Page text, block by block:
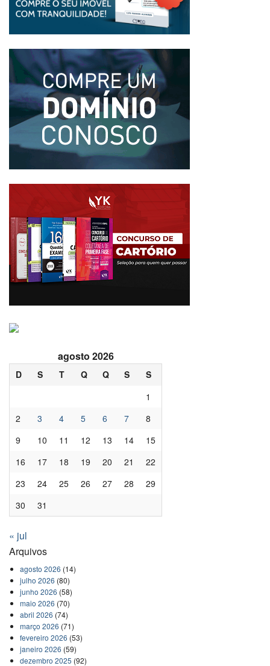
agosto 2026
D S T Q Q S
S
1
2
3 4 5 6 7
8
9
10 11 12 13 14
15
16
17 18 19 20 21
22
23
24 25 26 27 28
29
30
31
« jul
Arquivos
agosto 2026 (14)
julho 2026 (80)
junho 2026 (58)
maio 2026 (70)
abril 2026 (74)
março 2026 (71)
fevereiro 2026 (53)
janeiro 2026 (59)
dezembro 2025 (92)